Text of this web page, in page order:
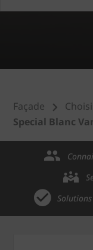
Façade
Special Blanc